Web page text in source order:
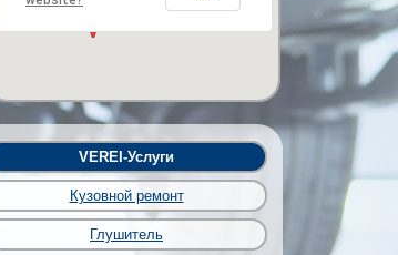
VEREI-Услуги
Кузовной ремонт
Глушитель